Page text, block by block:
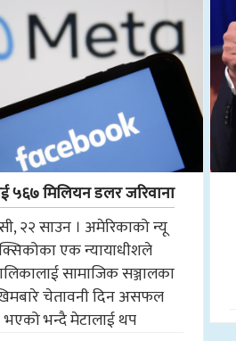
५६७ मिलियन डलर जरिवाना
२२ साउन । अमेरिकाको न्यू
एक न्यायाधीशले
सामाजिक सञ्जालका
चेतावनी दिन असफल
भएको भन्दै मेटालाई थप